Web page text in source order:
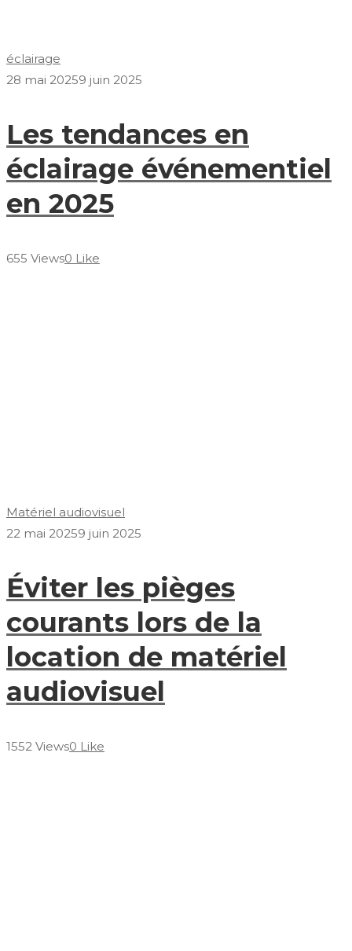
éclairage
28 mai 20259 juin 2025
Les tendances en
éclairage événementiel
en 2025
655 Views0 Like
Matériel audiovisuel
22 mai 20259 juin 2025
Éviter les pièges
courants lors de la
location de matériel
audiovisuel
1552 Views0 Like